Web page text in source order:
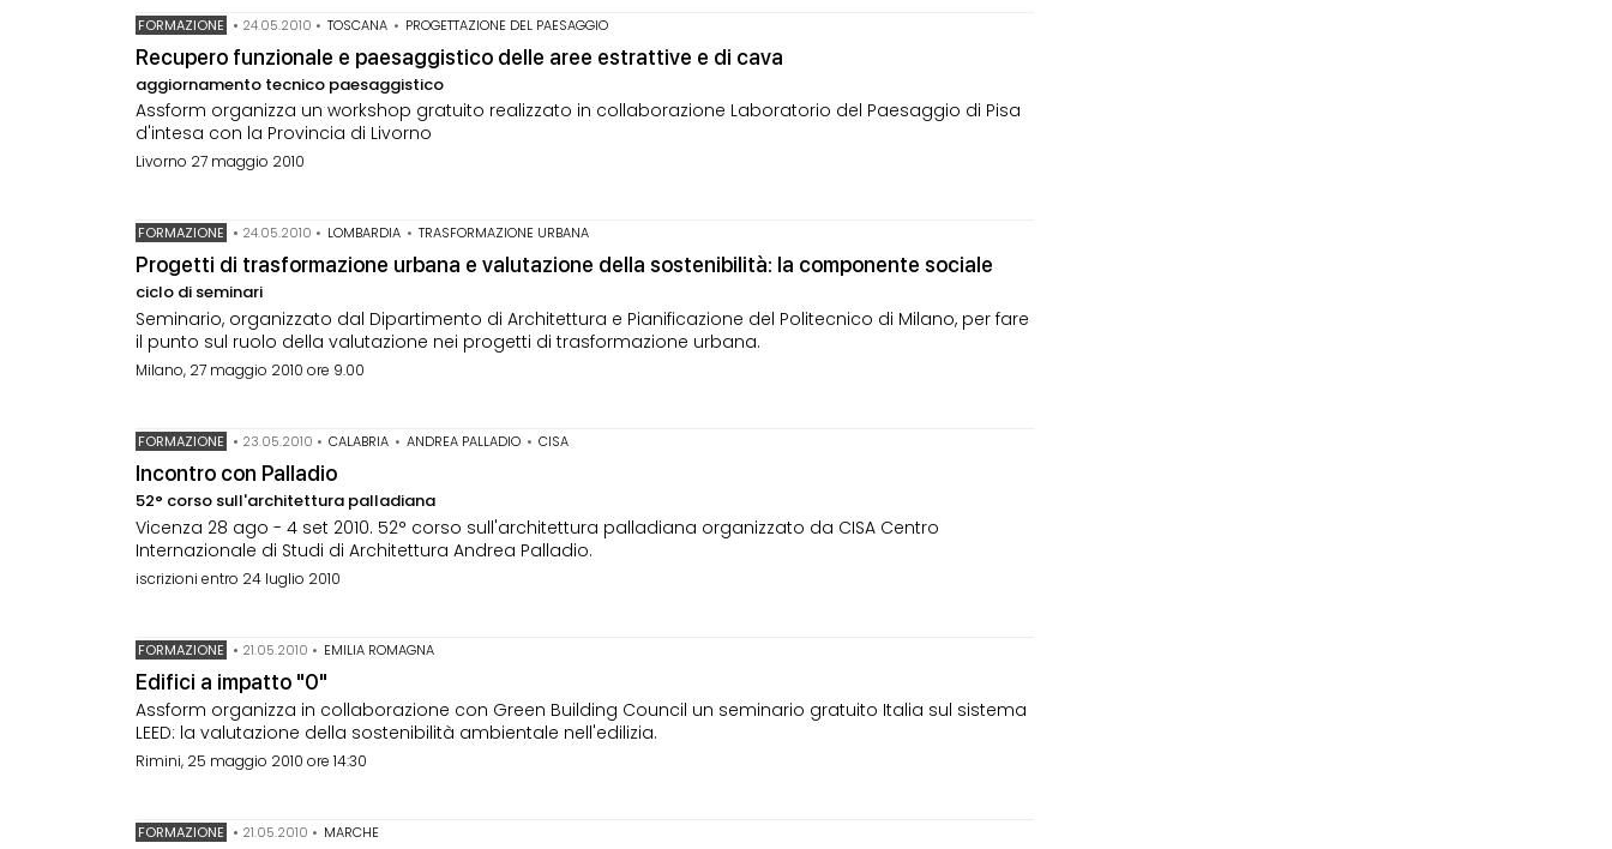
FORMAZIONE • 24.05.2010 • TOSCANA • PROGETTAZIONE DEL PAESAGGIO
Recupero funzionale e paesaggistico delle aree estrattive e di cava
aggiornamento tecnico paesaggistico
Assform organizza un workshop gratuito realizzato in collaborazione Laboratorio del Paesaggio di Pisa
d'intesa con la Provincia di Livorno
Livorno 27 maggio 2010
FORMAZIONE • 24.05.2010 • LOMBARDIA • TRASFORMAZIONE URBANA
Progetti di trasformazione urbana e valutazione della sostenibilità: la componente sociale
ciclo di seminari
Seminario, organizzato dal Dipartimento di Architettura e Pianificazione del Politecnico di Milano, per fare
il punto sul ruolo della valutazione nei progetti di trasformazione urbana.
Milano, 27 maggio 2010 ore 9.00
FORMAZIONE • 23.05.2010 • CALABRIA • ANDREA PALLADIO • CISA
Incontro con Palladio
52° corso sull'architettura palladiana
Vicenza 28 ago - 4 set 2010. 52° corso sull'architettura palladiana organizzato da CISA Centro
Internazionale di Studi di Architettura Andrea Palladio.
iscrizioni entro 24 luglio 2010
FORMAZIONE • 21.05.2010 • EMILIA ROMAGNA
Edifici a impatto "0"
Assform organizza in collaborazione con Green Building Council un seminario gratuito Italia sul sistema
LEED: la valutazione della sostenibilità ambientale nell'edilizia.
Rimini, 25 maggio 2010 ore 14:30
FORMAZIONE • 21.05.2010 • MARCHE